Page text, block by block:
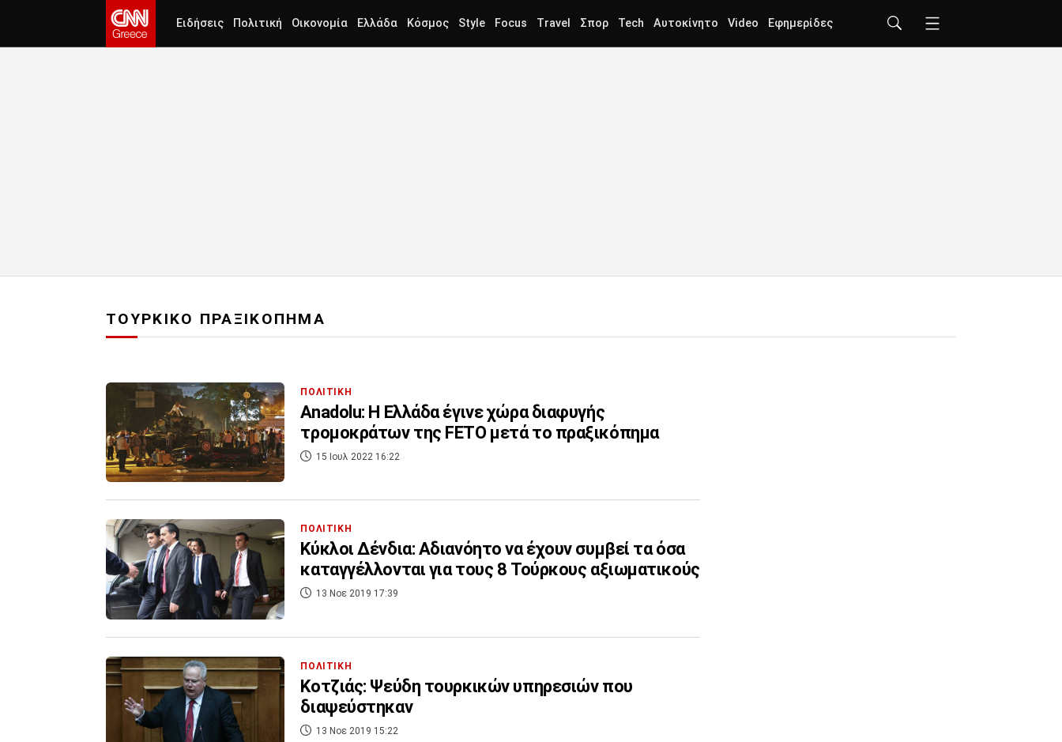
Ειδήσεις Πολιτική Οικονομία Ελλάδα Κόσμος Style Focus Travel Σπορ Tech Αυτοκίνητο Video Εφημερίδες
ΤΟΥΡΚΙΚΟ ΠΡΑΞΙΚΟΠΗΜΑ
ΠΟΛΙΤΙΚΗ
Anadolu: Η Ελλάδα έγινε χώρα διαφυγής
τρομοκράτων της FETO μετά το πραξικόπημα
15 Ιουλ 2022 16:22
ΠΟΛΙΤΙΚΗ
Κύκλοι Δένδια: Αδιανόητο να έχουν συμβεί τα όσα
καταγγέλλονται για τους 8 Τούρκους αξιωματικούς
13 Νοε 2019 17:39
ΠΟΛΙΤΙΚΗ
Κοτζιάς: Ψεύδη τουρκικών υπηρεσιών που
διαψεύστηκαν
13 Νοε 2019 15:22